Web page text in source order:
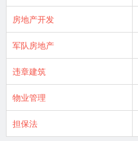
房地产开发
军队房地产
违章建筑
物业管理
担保法